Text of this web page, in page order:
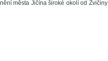
města Jičína široké okolí od Zvičiny